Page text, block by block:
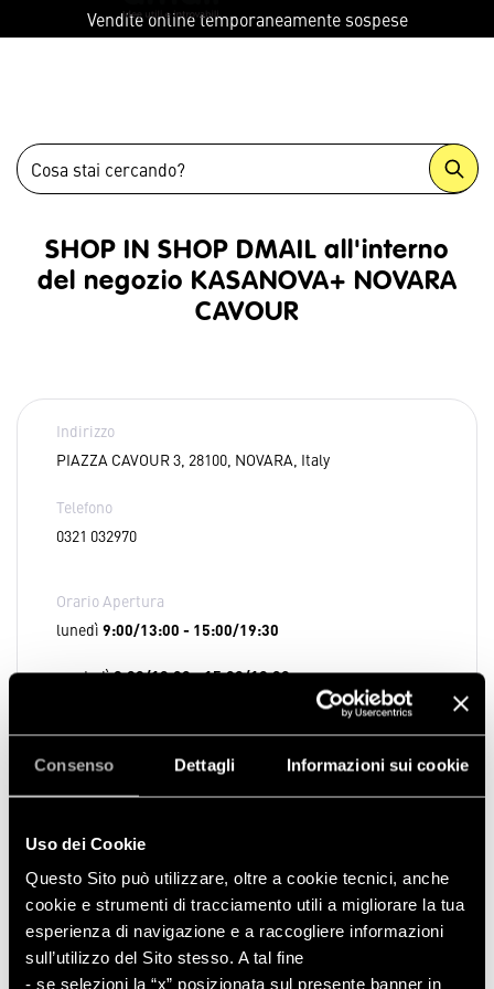
Consenso Dettagli Informazioni sui cookie
Uso dei Cookie
Questo Sito può utilizzare, oltre a cookie tecnici, anche
cookie e strumenti di tracciamento utili a migliorare la tua
esperienza di navigazione e a raccogliere informazioni
sull’utilizzo del Sito stesso. A tal fine
- se selezioni la “x” posizionata sul presente banner in
Vendite online temporaneamente sospese
SHOP IN SHOP DMAIL all'interno
del negozio KASANOVA+ NOVARA
CAVOUR
Indirizzo
PIAZZA CAVOUR 3, 28100, NOVARA, Italy
Telefono
0321 032970
Orario Apertura
lunedì 9:00/13:00 - 15:00/19:30
martedì9:00/13:00 - 15:00/19:30
giovedì9:00/13:00 - 15:00/19:30
domenica9:00/13:00 - 15:00/19:30